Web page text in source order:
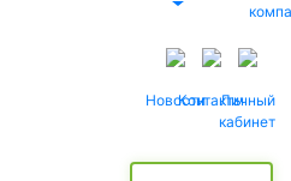
НовостиКонтактыЛичный
кабинет